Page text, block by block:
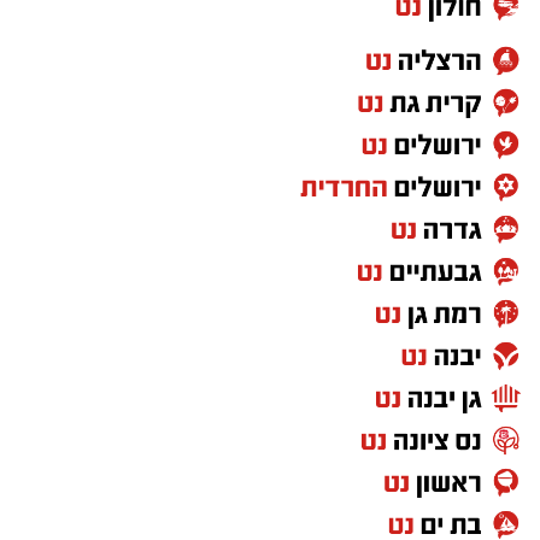
קרדיט: באר שבע נט
את הנהג מהרכב המרוסק. שוטרי תחנת ערוער
חסמו את הכביש לשני הכיוונים, ובוחני תאונות
הדרכים של מרחב נגב פתחו בחקירת נסיבות
האירוע.
הצוותים הרפואיים של מד"א, שהוזעקו לטפל
בתאונה, נאלצו להתמודד עם המראה הקשה בו
הקורבן הוא עמיתם לארגון. למרות מאמצי החילוץ,
הפגיעה הייתה אנושה, ולצוותים לא נותר אלא
לקבוע את מותו בזירה עקב חבלה רב-מערכתית.
במקביל, העניקו הצוותים טיפול מציל חיים לשני
להמשך קבלת טיפול בבית החולים סורוקה בבאר
שבע.